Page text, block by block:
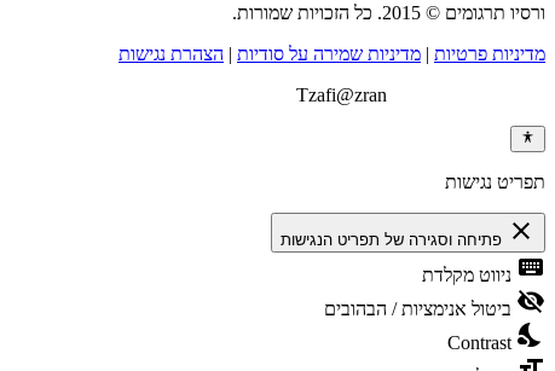
ורסיו תרגומים © 2015. כל הזכויות שמורות.
מדיניות פרטיות | מדיניות שמירה על סודיות | הצהרת נגישות
תפריט נגישות
close פתיחה וסגירה של תפריט הנגישות
keyboard ניווט מקלדת
visibility_off ביטול אנימציות / הבהובים
nights_stay
Contrast